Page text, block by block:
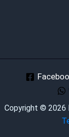
Copyright © 2026